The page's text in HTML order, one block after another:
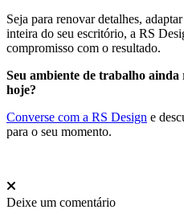
Seja para renovar detalhes,
inteira do seu escritório, a RS
compromisso com o resultado.
Seu ambiente de trabalho ainda
hoje?
Converse com a RS Design e
para o seu momento.
Deixe um comentário